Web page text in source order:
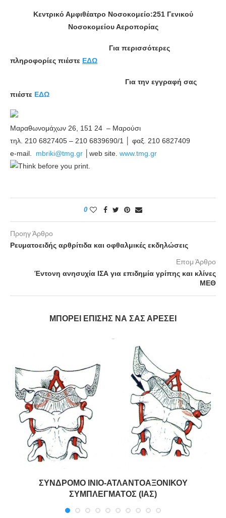
Κεντρικό Αμφιθέατρο Νοσοκομείο:251 Γενικού
Νοσοκομείου Αεροπορίας
Για περισσότερες
πληροφορίες πιέστε ΕΔΩ
Για την εγγραφή σας
πιέστε ΕΔΩ
Μαραθωνομάχων 26, 151 24 – Μαρούσι
τηλ. 210 6827405 – 210 6839690/1 │ φαξ. 210 6827409
e-mail. mbriki@tmg.gr │web site. www.tmg.gr
Think before you print.
0
Προηγ Άρθρο
Ρευματοειδής αρθρίτιδα και οφθαλμικές εκδηλώσεις
Επομ Άρθρο
Έντονη ανησυχία ΙΣΑ για επιδημία γρίπης και κλίνες
ΜΕΘ
ΜΠΟΡΕΊ ΕΠΊΣΗΣ ΝΑ ΣΑΣ ΑΡΈΣΕΙ
ΣΥΝΔΡΟΜΟ ΙΝΙΟ-ΑΤΛΑΝΤΟΑΞΟΝΙΚΟΥ
ΣΥΜΠΛΕΓΜΑΤΟΣ (ΙΑΣ)